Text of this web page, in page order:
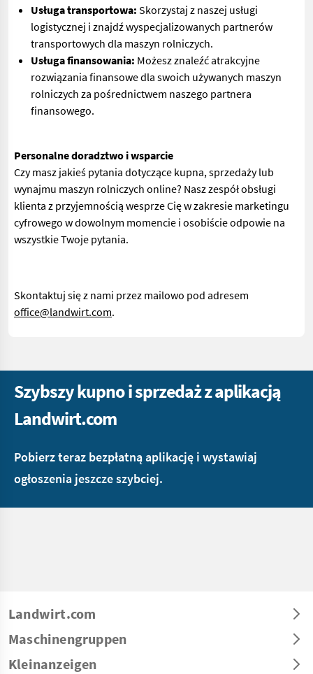
Usługa transportowa: Skorzystaj z naszej usługi
logistycznej i znajdź wyspecjalizowanych partnerów
transportowych dla maszyn rolniczych.
Usługa finansowania: Możesz znaleźć atrakcyjne
rozwiązania finansowe dla swoich używanych maszyn
rolniczych za pośrednictwem naszego partnera
finansowego.
Personalne doradztwo i wsparcie
Czy masz jakieś pytania dotyczące kupna, sprzedaży lub
wynajmu maszyn rolniczych online? Nasz zespół obsługi
klienta z przyjemnością wesprze Cię w zakresie marketingu
cyfrowego w dowolnym momencie i osobiście odpowie na
wszystkie Twoje pytania.
Skontaktuj się z nami przez mailowo pod adresem
office@landwirt.com.
Szybszy kupno i sprzedaż z aplikacją
Landwirt.com
Pobierz teraz bezpłatną aplikację i wystawiaj
ogłoszenia jeszcze szybciej.
Landwirt.com
Maschinengruppen
Kleinanzeigen